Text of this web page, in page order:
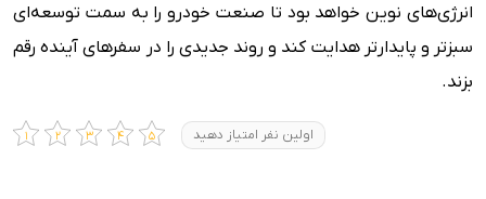
انرژی‌های نوین خواهد بود تا صنعت خودرو را به سمت توسعه‌ای
سبزتر و پایدارتر هدایت کند و روند جدیدی را در سفرهای آینده رقم
بزند.
اولین نفر امتیاز دهید